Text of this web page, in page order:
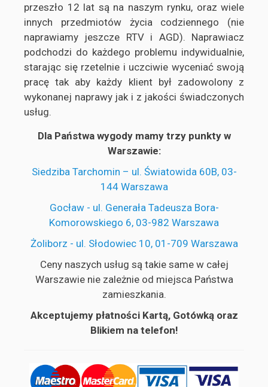
przeszło 12 lat są na naszym rynku, oraz wiele
innych przedmiotów życia codziennego (nie
naprawiamy jeszcze RTV i AGD). Naprawiacz
podchodzi do każdego problemu indywidualnie,
starając się rzetelnie i uczciwie wyceniać swoją
pracę tak aby każdy klient był zadowolony z
wykonanej naprawy jak i z jakości świadczonych
usług.
Dla Państwa wygody mamy trzy punkty w
Warszawie:
Siedziba Tarchomin – ul. Światowida 60B, 03-
144 Warszawa
Gocław - ul. Generała Tadeusza Bora-
Komorowskiego 6, 03-982 Warszawa
Żoliborz - ul. Słodowiec 10, 01-709 Warszawa
Ceny naszych usług są takie same w całej
Warszawie nie zależnie od miejsca Państwa
zamieszkania.
Akceptujemy płatności Kartą, Gotówką oraz
Blikiem na telefon!